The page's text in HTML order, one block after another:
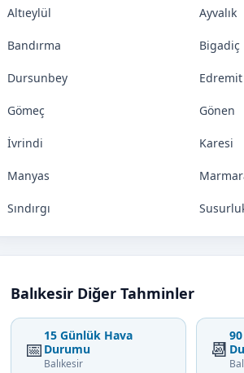
Altıeylül Ayvalık
Bandırma Bigadiç
Dursunbey Edremit
Gömeç Gönen
İvrindi Karesi
Manyas
Sındırgı
Balıkesir Diğer Tahminler
📅
15 Günlük Hava
Durumu
Balıkesir
📆